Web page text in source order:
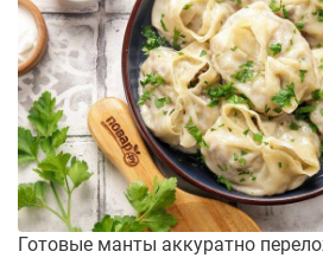
Готовые манты аккуратно